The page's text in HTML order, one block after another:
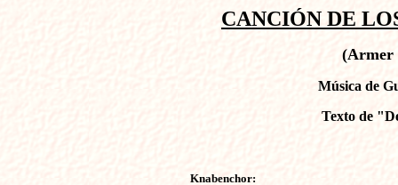
CANCIÓN DE
(Armer
Música de
Texto de
Knabenchor: